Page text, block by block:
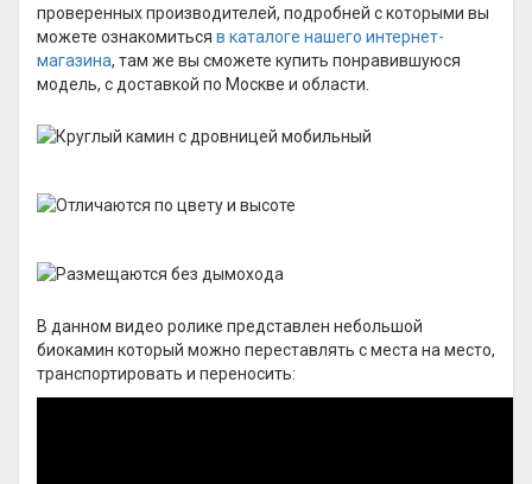
проверенных производителей, подробней с которыми вы
можете ознакомиться в каталоге нашего интернет-
магазина, там же вы сможете купить понравившуюся
модель, с доставкой по Москве и области.
В данном видео ролике представлен небольшой
биокамин который можно переставлять с места на место,
транспортировать и переносить: